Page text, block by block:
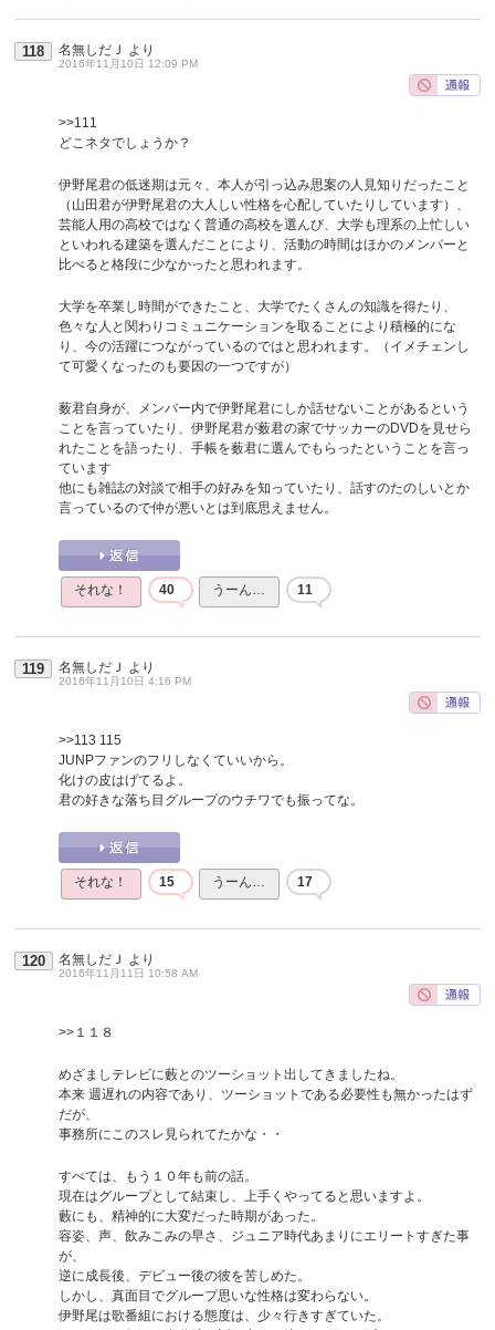
118 名無しだＪ より
2016年11月10日 12:09 PM
>>111
どこネタでしょうか？
伊野尾君の低迷期は元々、本人が引っ込み思案の人見知りだったこと
（山田君が伊野尾君の大人しい性格を心配していたりしています）、
芸能人用の高校ではなく普通の高校を選んび、大学も理系の上忙しい
といわれる建築を選んだことにより、活動の時間はほかのメンバーと
比べると格段に少なかったと思われます。
大学を卒業し時間ができたこと、大学でたくさんの知識を得たり、
色々な人と関わりコミュニケーションを取ることにより積極的にな
り、今の活躍につながっているのではと思われます。（イメチェンし
て可愛くなったのも要因の一つですが）
薮君自身が、メンバー内で伊野尾君にしか話せないことがあるという
ことを言っていたり、伊野尾君が薮君の家でサッカーのDVDを見せら
れたことを語ったり、手帳を薮君に選んでもらったということを言っ
ています
他にも雑誌の対談で相手の好みを知っていたり、話すのたのしいとか
言っているので仲が悪いとは到底思えません。
それな！ 40 うーん… 11
119 名無しだＪ より
2016年11月10日 4:16 PM
>>113 115
JUNPファンのフリしなくていいから。
化けの皮はげてるよ。
君の好きな落ち目グループのウチワでも振ってな。
それな！ 15 うーん… 17
120 名無しだＪ より
2016年11月11日 10:58 AM
>>１１８
めざましテレビに藪とのツーショット出してきましたね。
本来 週遅れの内容であり、ツーショットである必要性も無かったはず
だが、
事務所にこのスレ見られてたかな・・
すべては、もう１０年も前の話。
現在はグループとして結束し、上手くやってると思いますよ。
藪にも、精神的に大変だった時期があった。
容姿、声、飲みこみの早さ、ジュニア時代あまりにエリートすぎた事
が、
逆に成長後、デビュー後の彼を苦しめた。
しかし、真面目でグループ思いな性格は変わらない。
伊野尾は歌番組における態度は、少々行きすぎていた。